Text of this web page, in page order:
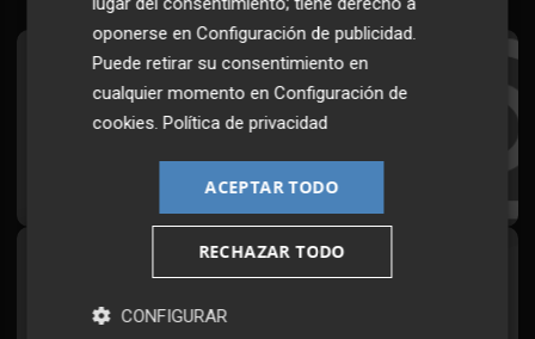
Suscríbete al Boletín
Todos los días a primera hora en tu email
Síguenos en redes
Plaza Podcast, desde cualquier medio
oponerse enConfiguración de publicidad.
Puede retirar su consentimiento en
cualquier momento enConfiguración de
cookies.Política de privacidad
ACEPTAR TODO
RECHAZAR TODO
CONFIGURAR